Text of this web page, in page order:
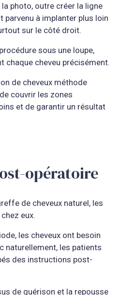
photo, outre créer la ligne
parvenu à implanter plus loin
sur le côté droit.
sous une loupe,
chaque cheveu précisément.
de cheveux méthode
couvrir les zones
et de garantir un résultat
opératoire
de cheveux naturel, les
eux.
les cheveux ont besoin
naturellement, les patients
des instructions post-
de guérison et la repousse